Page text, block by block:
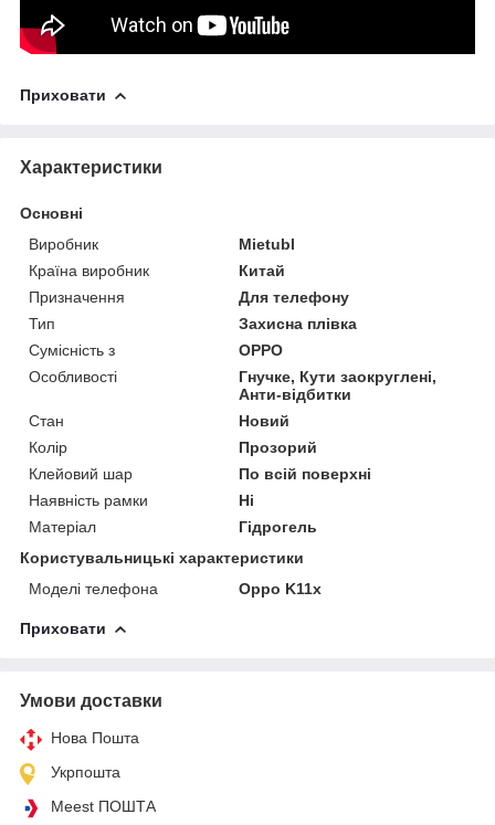
Приховати
Характеристики
Основні
Виробник
Mietubl
Країна виробник
Китай
Призначення
Для телефону
Тип
Захисна плівка
Сумісність з
OPPO
Особливості
Гнучке, Кути заокруглені,
Анти-відбитки
Стан
Новий
Колір
Прозорий
Клейовий шар
По всій поверхні
Наявність рамки
Ні
Матеріал
Гідрогель
Користувальницькі характеристики
Моделі телефона
Oppo K11x
Приховати
Умови доставки
Нова Пошта
Укрпошта
Meest ПОШТА